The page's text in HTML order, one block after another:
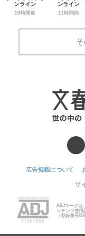
ンライン
10時間前
ンライン
11時間前
広告掲載について
サ
ABJマークは
ンテンツ使
（登録番号